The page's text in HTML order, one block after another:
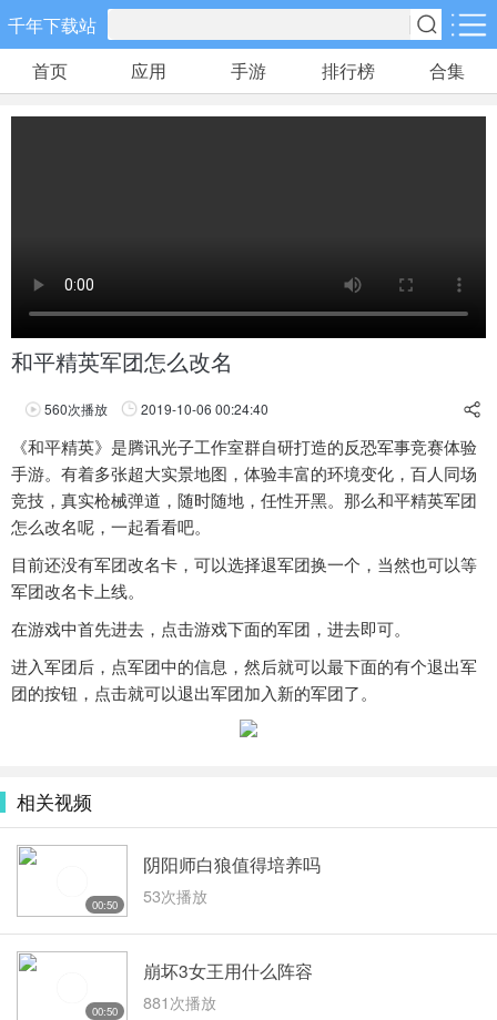
千年下载站
手游分类 应用分类
策略塔防
15款手游
体育竞速
6款手游
冒险解谜
5款手游
5款手游
首页 应用 手游 排行榜 合集
和平精英军团怎么改名
560次播放
2019-10-06 00:24:40
《和平精英》是腾讯光子工作室群自研打造的反恐军事竞赛体验
手游。有着多张超大实景地图，体验丰富的环境变化，百人同场
竞技，真实枪械弹道，随时随地，任性开黑。那么和平精英军团
怎么改名呢，一起看看吧。
目前还没有军团改名卡，可以选择退军团换一个，当然也可以等
军团改名卡上线。
在游戏中首先进去，点击游戏下面的军团，进去即可。
进入军团后，点军团中的信息，然后就可以最下面的有个退出军
团的按钮，点击就可以退出军团加入新的军团了。
相关视频
00:50
阴阳师白狼值得培养吗
53次播放
00:50
崩坏3女王用什么阵容
881次播放